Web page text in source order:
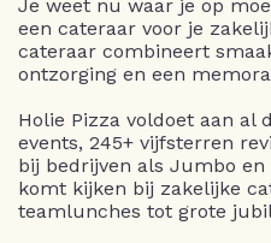
Je weet nu waar je op
een cateraar voor je
cateraar combineert
ontzorging en een
Holie Pizza voldoet aan al
events, 245+ vijfsterren
bij bedrijven als Jumbo
komt kijken bij zakelijke
teamlunches tot grote